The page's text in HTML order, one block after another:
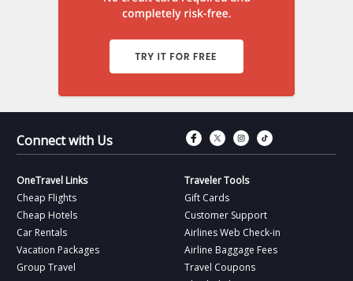
Connect with Us Connect with
Connect with
Connect
OneTravel Links
Cheap Flights
Cheap Hotels
Car Rentals
Vacation Packages
Group Travel
Traveler Tools
Gift Cards
Customer Support
Airlines Web Check-in
Airline Baggage Fees
Travel Coupons